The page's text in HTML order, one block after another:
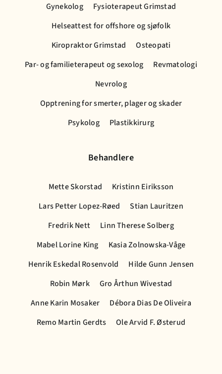
Gynekolog
Fysioterapeut Grimstad
Helseattest for offshore og sjøfolk
Kiropraktor Grimstad
Osteopati
Par- og familieterapeut og sexolog
Revmatologi
Nevrolog
Opptrening for smerter, plager og skader
Psykolog
Plastikkirurg
Behandlere
Mette Skorstad
Kristinn Eiriksson
Lars Petter Lopez-Røed
Stian Lauritzen
Fredrik Nett
Linn Therese Solberg
Mabel Lorine King
Kasia Zolnowska-Våge
Henrik Eskedal Rosenvold
Hilde Gunn Jensen
Robin Mørk
Gro Årthun Wivestad
Anne Karin Mosaker
Débora Dias De Oliveira
Remo Martin Gerdts
Ole Arvid F. Østerud